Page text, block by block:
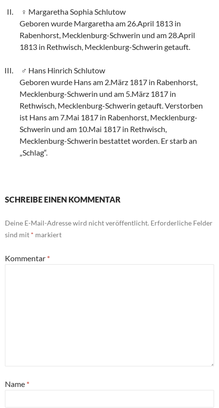
Margaretha Sophia Schlutow
Geboren wurde Margaretha am 26.April 1813 in
Rabenhorst, Mecklenburg-Schwerin und am 28.April
1813 in Rethwisch, Mecklenburg-Schwerin getauft.
Hans Hinrich Schlutow
Geboren wurde Hans am 2.März 1817 in Rabenhorst,
Mecklenburg-Schwerin und am 5.März 1817 in
Rethwisch, Mecklenburg-Schwerin getauft. Verstorben
ist Hans am 7.Mai 1817 in Rabenhorst, Mecklenburg-
Schwerin und am 10.Mai 1817 in Rethwisch,
Mecklenburg-Schwerin bestattet worden. Er starb an
„Schlag“.
SCHREIBE EINEN KOMMENTAR
Deine E-Mail-Adresse wird nicht veröffentlicht. Erforderliche Felder
sind mit * markiert
Kommentar *
Name *